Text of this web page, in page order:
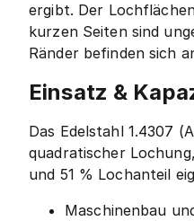
ergibt. Der
kurzen Seiten sind
Ränder befinden sich
Einsatz &
Das Edelstahl 1.4307
quadratischer
und 51 % Lochanteil
Maschinenbau